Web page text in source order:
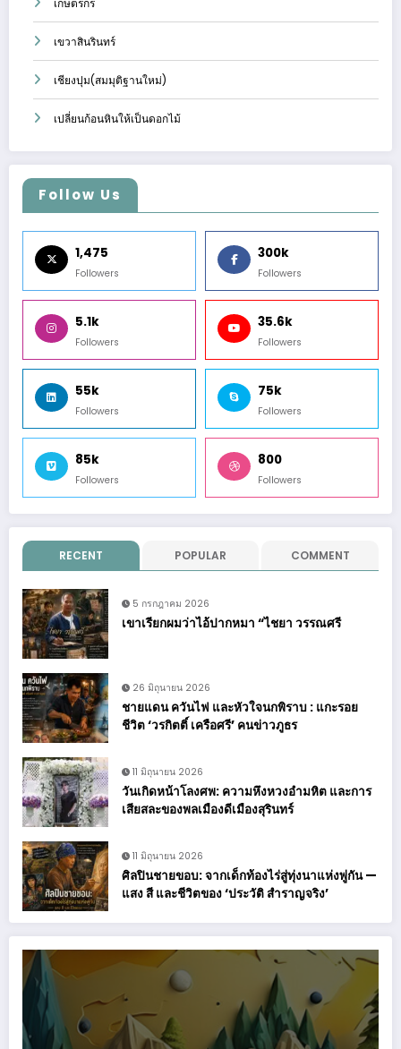
เกษตรกร
เขวาสินรินทร์
เชียงปุม(สมมุติฐานใหม่)
เปลี่ยนก้อนหินให้เป็นดอกไม้
Follow Us
1,475
Followers
300k
Followers
5.1k
Followers
35.6k
Followers
55k
Followers
75k
Followers
85k
Followers
800
Followers
RECENT POPULAR COMMENT
5 กรกฎาคม 2026
เขาเรียกผมว่าไอ้ปากหมา “ไชยา วรรณศรี
26 มิถุนายน 2026
ชายแดน ควันไฟ และหัวใจนกพิราบ : แกะรอย
ชีวิต ‘วรกิตติ์ เครือศรี’ คนข่าวภูธร
11 มิถุนายน 2026
วันเกิดหน้าโลงศพ: ความหึงหวงอำมหิต และการ
เสียสละของพลเมืองดีเมืองสุรินทร์
11 มิถุนายน 2026
ศิลปินชายขอบ: จากเด็กท้องไร่สู่ทุ่งนาแห่งพู่กัน —
แสง สี และชีวิตของ ‘ประวัติ สำราญจริง’